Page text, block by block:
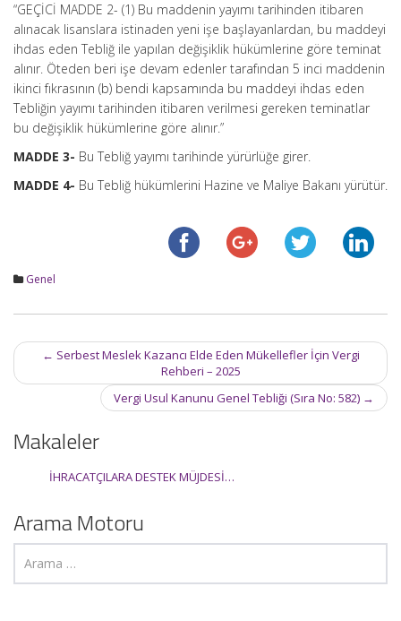
“GEÇİCİ MADDE 2- (1) Bu maddenin yayımı tarihinden itibaren
alınacak lisanslara istinaden yeni işe başlayanlardan, bu maddeyi
ihdas eden Tebliğ ile yapılan değişiklik hükümlerine göre teminat
alınır. Öteden beri işe devam edenler tarafından 5 inci maddenin
ikinci fıkrasının (b) bendi kapsamında bu maddeyi ihdas eden
Tebliğin yayımı tarihinden itibaren verilmesi gereken teminatlar
bu değişiklik hükümlerine göre alınır.”
MADDE 3- Bu Tebliğ yayımı tarihinde yürürlüğe girer.
MADDE 4- Bu Tebliğ hükümlerini Hazine ve Maliye Bakanı yürütür.
Genel
Post
navigation
← Serbest Meslek Kazancı Elde Eden Mükellefler İçin Vergi
Rehberi – 2025
Vergi Usul Kanunu Genel Tebliği (Sıra No: 582) →
Makaleler
İHRACATÇILARA DESTEK MÜJDESİ…
Arama Motoru